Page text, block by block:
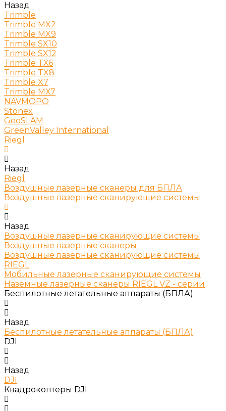
Назад
Trimble
Trimble MX2
Trimble MX9
Trimble SX10
Trimble SX12
Trimble TX6
Trimble TX8
Trimble X7
Trimble МХ7
NAVMOPO
Stonex
GeoSLAM
GreenValley International
Riegl
Назад
Riegl
Воздушные лазерные сканеры для БПЛА
Воздушные лазерные сканирующие системы
Назад
Воздушные лазерные сканирующие системы
Воздушные лазерные сканеры
Воздушные лазерные сканирующие системы
RIEGL
Мобильные лазерные сканирующие системы
Наземные лазерные сканеры RIEGL VZ - серии
Беспилотные летательные аппараты (БПЛА)
Назад
Беспилотные летательные аппараты (БПЛА)
DJI
Назад
DJI
Квадрокоптеры DJI